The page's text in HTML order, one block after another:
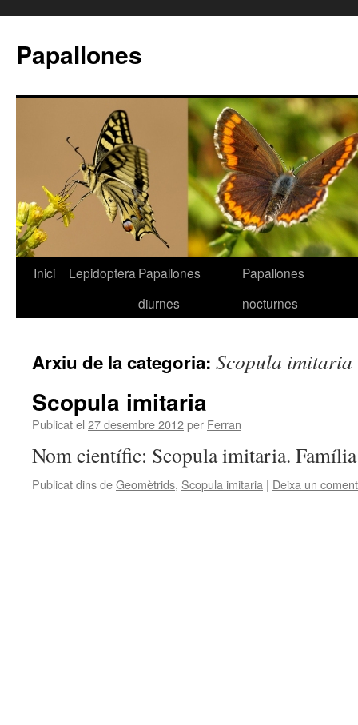
Papallones
Vés
Inici Lepidoptera Papallones
diurnes
Papallones
nocturnes
Arxiu de la categoria: Scopula imitaria
Scopula imitaria
Publicat el 27 desembre 2012per Ferran
Nom científic: Scopula imitaria.
Publicat dins deGeomètrids, Scopula imitaria | Deixa un